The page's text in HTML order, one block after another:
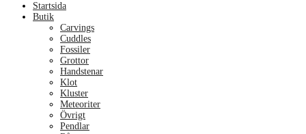
Startsida
Butik
Carvings
Cuddles
Fossiler
Grottor
Handstenar
Klot
Kluster
Meteoriter
Övrigt
Pendlar